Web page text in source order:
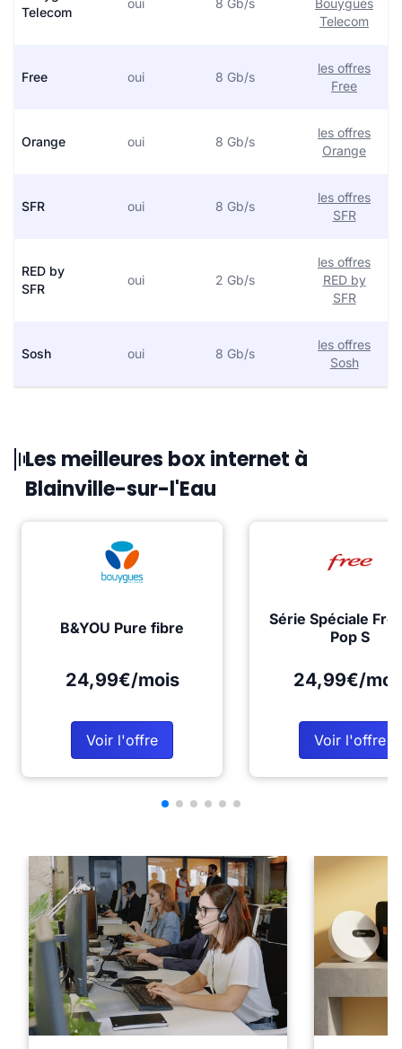
Telecom
oui 8 Gb/s
Bouygues
Telecom
Free oui 8 Gb/s
les offres
Free
Orange oui 8 Gb/s
les offres
Orange
SFR oui 8 Gb/s
les offres
SFR
RED by
SFR
oui 2 Gb/s
les offres
RED by
SFR
Sosh oui 8 Gb/s
les offres
Sosh
Les meilleures box internet à
Blainville-sur-l'Eau
B&YOU Pure fibre
24,99€/mois
Voir l'offre
Série Spéciale
Pop S
24,99€/
Voir l'offre